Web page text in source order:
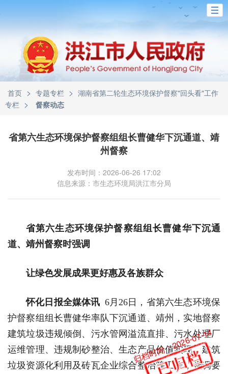
首页 > 专题专栏 > 湖南省第二轮生态环境保护督察"回头看"工作
专栏 > 督察动态
省第六生态环境保护督察组组长曹健华下沉通道、靖
州督察
发布时间：2026-06-26 17:02
信息来源：市生态环境局洪江市分局
省第六生态环境保护督察组组长曹健华下沉通
道、靖州督察时强调
让绿色发展成果更好惠及各族群众
怀化日报全媒体讯 6月26日，省第六生态环境保
护督察组组长曹健华率队下沉通道、靖州，实地督察
建筑垃圾违规倾倒、污水管网溢流直排、污水处理厂
运维管理、违规制砂整治、生态产品价值实现、建筑
垃圾资源化利用及砖瓦企业综合整治等工作，强调要
归档时间：2026-07-14